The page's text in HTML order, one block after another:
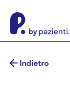
Indietro